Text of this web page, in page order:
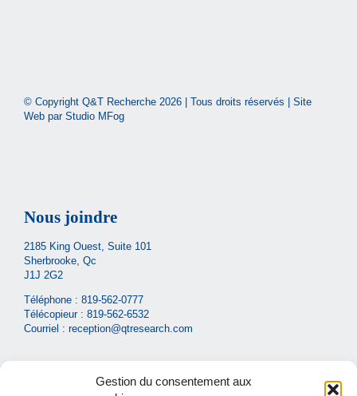
Gestion du consentement aux
© Copyright Q&T Recherche 2026 | Tous droits réservés | Site
Web par Studio MFog
Nous joindre
2185 King Ouest, Suite 101
Sherbrooke, Qc
J1J 2G2
Téléphone : 819-562-0777
Télécopieur : 819-562-6532
Courriel : reception@qtresearch.com